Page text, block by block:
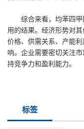
综合来看，均苯四
用的结果。经济形势对
价格、供需关系、产能
响。企业需要密切关注
持竞争力和盈利能力。
标签